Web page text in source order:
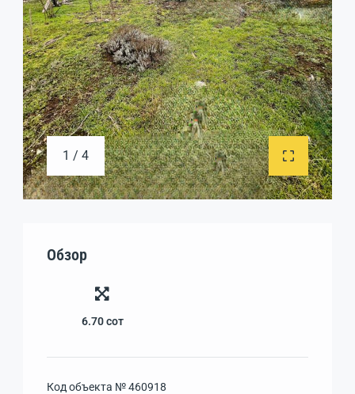
1 / 4
Обзор
6.70 сот
Код объекта №460918